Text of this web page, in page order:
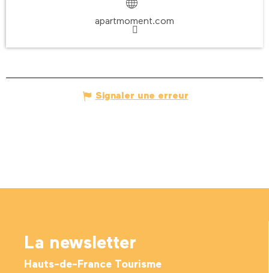
apartmoment.com
Signaler une erreur
La newsletter
Hauts-de-France Tourisme